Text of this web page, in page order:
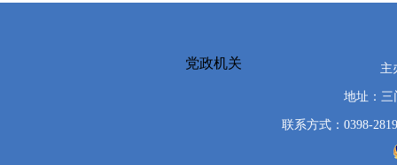
党政机关 主
地址：三
联系方式：0398-